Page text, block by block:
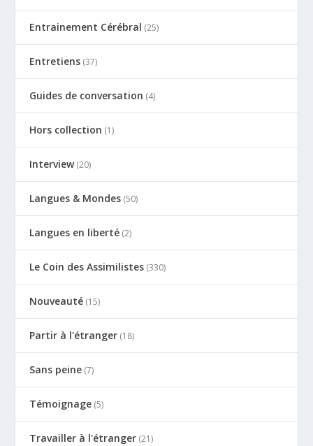
Entrainement Cérébral (25)
Entretiens (37)
Guides de conversation (4)
Hors collection (1)
Interview(20)
Langues & Mondes (50)
Langues en liberté (2)
Le Coin des Assimilistes (330)
Nouveauté (15)
Partir à l'étranger (18)
Sans peine (7)
Témoignage (5)
Travailler à l'étranger (21)